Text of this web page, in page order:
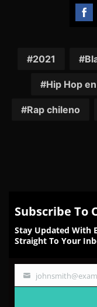
2021
Hip Hop
Rap chileno
Subscribe To
Stay Updated With
Straight To Your
Your